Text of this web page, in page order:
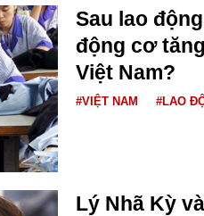
Sau lao
động cơ
Việt Nam?
#VIỆT NAM #LAO
Lý Nhã Kỳ